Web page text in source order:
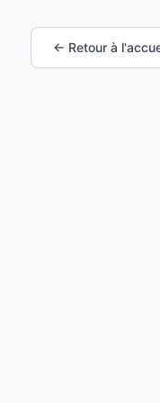
← Retour à